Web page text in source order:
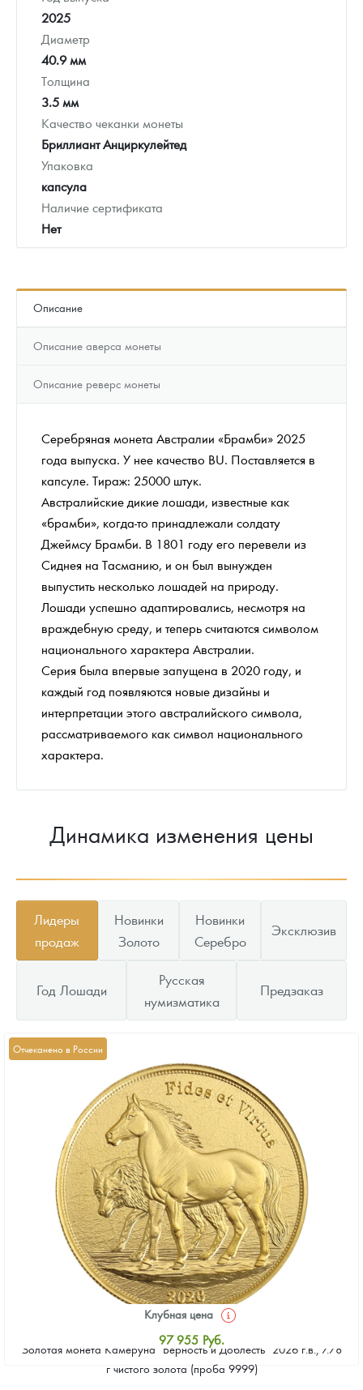
2025
Диаметр
40.9 мм
Толщина
3.5 мм
Качество чеканки монеты
Бриллиант Анциркулейтед
Упаковка
капсула
Наличие сертификата
Нет
Описание
Описание аверса монеты
Описание реверс монеты
Серебряная монета Австралии «Брамби» 2025
года выпуска. У нее качество BU. Поставляется в
капсуле. Тираж: 25000 штук.
Австралийские дикие лошади, известные как
«брамби», когда-то принадлежали солдату
Джеймсу Брамби. В 1801 году его перевели из
Сиднея на Тасманию, и он был вынужден
выпустить несколько лошадей на природу.
Лошади успешно адаптировались, несмотря на
враждебную среду, и теперь считаются символом
национального характера Австралии.
Серия была впервые запущена в 2020 году, и
каждый год появляются новые дизайны и
интерпретации этого австралийского символа,
рассматриваемого как символ национального
характера.
Динамика изменения цены
Лидеры
продаж
Новинки
Золото
Новинки
Серебро
Эксклюзив
Год Лошади
Русская
нумизматика
Предзаказ
Отчеканено в России
Золотая монета Камеруна "Верность и Доблесть" 2026 г.в., 7.78
г чистого золота (проба 9999)
Клубная цена
97 955 Руб.
Стандартная цена